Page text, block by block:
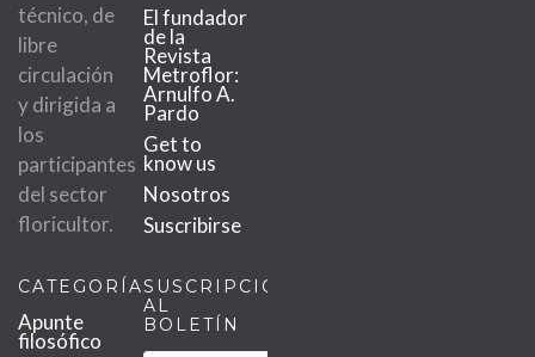
técnico, de
libre
circulación
y dirigida a
los
participantes
del sector
floricultor.
El fundador
de la
Revista
Metroflor:
Arnulfo A.
Pardo
Get to
know us
Nosotros
Suscribirse
CATEGORÍAS
Apunte
filosófico
SUSCRIPCIÓN
AL
BOLETÍN